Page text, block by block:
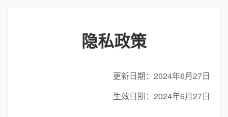
隐私政策
更新日期：2024年6月27日
生效日期：2024年6月27日